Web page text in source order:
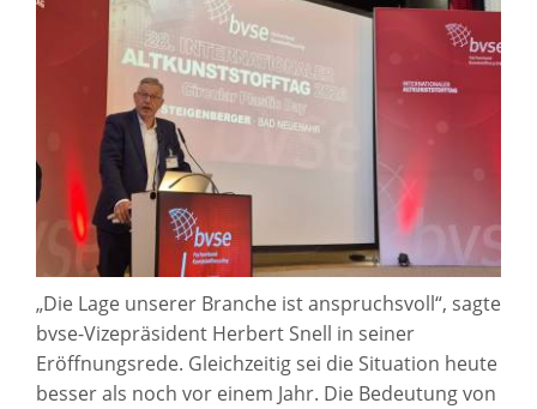
„Die Lage unserer Branche ist anspruchsvoll“, sagte
bvse-Vizepräsident Herbert Snell in seiner
Eröffnungsrede. Gleichzeitig sei die Situation heute
besser als noch vor einem Jahr. Die Bedeutung von